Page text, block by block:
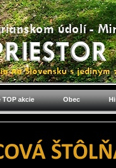
TOP akcie Obec